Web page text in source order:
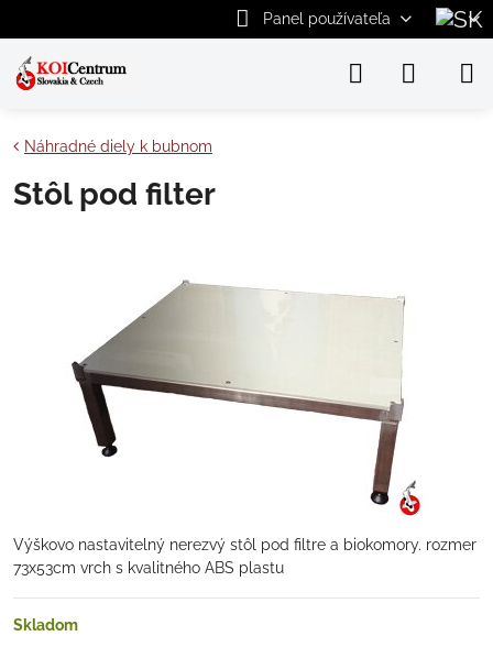
Panel používateľa
Náhradné diely k bubnom
Stôl pod filter
Výškovo nastavitelný nerezvý stôl pod filtre a biokomory. rozmer
73x53cm vrch s kvalitného ABS plastu
Skladom